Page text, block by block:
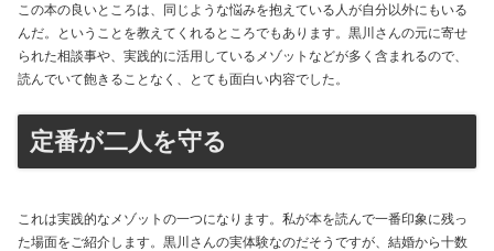
この本の良いところは、同じような悩みを抱えている人が自分以外にもいる
んだ。ということを教えてくれるところでもあります。黒川さんの元に寄せ
られた相談事や、実践的に活用しているメゾットなどが多く含まれるので、
読んでいて飽きることなく、とても面白い内容でした。
定番が二人を守る
これは実践的なメゾットの一つになります。私が本を読んで一番印象に残っ
た場面をご紹介します。黒川さんの実体験なのだそうですが、結婚から十数